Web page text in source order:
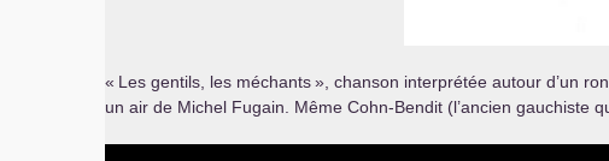
« Les gentils, les méchants», chanson interprétée autour d’un
un air de Michel Fugain. Même Cohn-Bendit (l’ancien gauchiste